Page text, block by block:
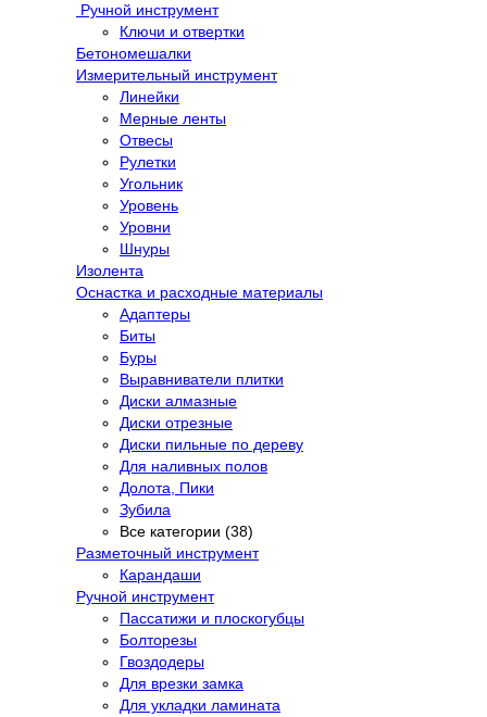
Ручной инструмент
Ключи и отвертки
Бетономешалки
Измерительный инструмент
Линейки
Мерные ленты
Отвесы
Рулетки
Угольник
Уровень
Уровни
Шнуры
Изолента
Оснастка и расходные материалы
Адаптеры
Биты
Буры
Выравниватели плитки
Диски алмазные
Диски отрезные
Диски пильные по дереву
Для наливных полов
Долота, Пики
Зубила
Все категории (38)
Разметочный инструмент
Карандаши
Ручной инструмент
Пассатижи и плоскогубцы
Болторезы
Гвоздодеры
Для врезки замка
Для укладки ламината